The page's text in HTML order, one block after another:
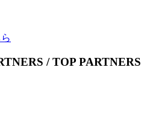
/ TOP PARTNERS